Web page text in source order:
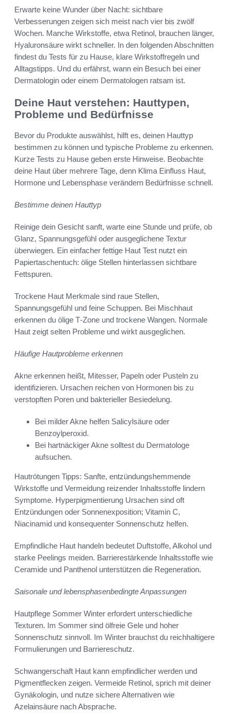
Erwarte keine Wunder über Nacht: sichtbare
Verbesserungen zeigen sich meist nach vier bis zwölf
Wochen. Manche Wirkstoffe, etwa Retinol, brauchen länger,
Hyaluronsäure wirkt schneller. In den folgenden Abschnitten
findest du Tests für zu Hause, klare Wirkstoffregeln und
Alltagstipps. Und du erfährst, wann ein Besuch bei einer
Dermatologin oder einem Dermatologen ratsam ist.
Deine Haut verstehen: Hauttypen,
Probleme und Bedürfnisse
Bevor du Produkte auswählst, hilft es, deinen Hauttyp
bestimmen zu können und typische Probleme zu erkennen.
Kurze Tests zu Hause geben erste Hinweise. Beobachte
deine Haut über mehrere Tage, denn Klima Einfluss Haut,
Hormone und Lebensphase verändern Bedürfnisse schnell.
Bestimme deinen Hauttyp
Reinige dein Gesicht sanft, warte eine Stunde und prüfe, ob
Glanz, Spannungsgefühl oder ausgeglichene Textur
überwiegen. Ein einfacher fettige Haut Test nutzt ein
Papiertaschentuch: ölige Stellen hinterlassen sichtbare
Fettspuren.
Trockene Haut Merkmale sind raue Stellen,
Spannungsgefühl und feine Schuppen. Bei Mischhaut
erkennen du ölige T‑Zone und trockene Wangen. Normale
Haut zeigt selten Probleme und wirkt ausgeglichen.
Häufige Hautprobleme erkennen
Akne erkennen heißt, Mitesser, Papeln oder Pusteln zu
identifizieren. Ursachen reichen von Hormonen bis zu
verstopften Poren und bakterieller Besiedelung.
Bei milder Akne helfen Salicylsäure oder
Benzoylperoxid.
Bei hartnäckiger Akne solltest du Dermatologe
aufsuchen.
Hautrötungen Tipps: Sanfte, entzündungshemmende
Wirkstoffe und Vermeidung reizender Inhaltsstoffe lindern
Symptome. Hyperpigmentierung Ursachen sind oft
Entzündungen oder Sonnenexposition; Vitamin C,
Niacinamid und konsequenter Sonnenschutz helfen.
Empfindliche Haut handeln bedeutet Duftstoffe, Alkohol und
starke Peelings meiden. Barrierestärkende Inhaltsstoffe wie
Ceramide und Panthenol unterstützen die Regeneration.
Saisonale und lebensphasenbedingte Anpassungen
Hautpflege Sommer Winter erfordert unterschiedliche
Texturen. Im Sommer sind ölfreie Gele und hoher
Sonnenschutz sinnvoll. Im Winter brauchst du reichhaltigere
Formulierungen und Barriereschutz.
Schwangerschaft Haut kann empfindlicher werden und
Pigmentflecken zeigen. Vermeide Retinol, sprich mit deiner
Gynäkologin, und nutze sichere Alternativen wie
Azelainsäure nach Absprache.